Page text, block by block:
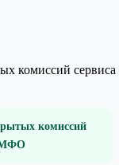
комиссий сервиса
комиссий
МФО